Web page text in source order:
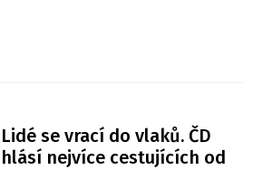
Lidé se vrací do vlaků. ČD
hlásí nejvíce cestujících od